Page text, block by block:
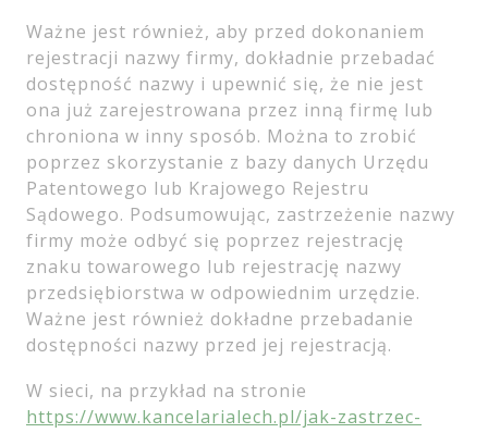
Ważne jest również, aby przed dokonaniem
rejestracji nazwy firmy, dokładnie przebadać
dostępność nazwy i upewnić się, że nie jest
ona już zarejestrowana przez inną firmę lub
chroniona w inny sposób. Można to zrobić
poprzez skorzystanie z bazy danych Urzędu
Patentowego lub Krajowego Rejestru
Sądowego. Podsumowując, zastrzeżenie nazwy
firmy może odbyć się poprzez rejestrację
znaku towarowego lub rejestrację nazwy
przedsiębiorstwa w odpowiednim urzędzie.
Ważne jest również dokładne przebadanie
dostępności nazwy przed jej rejestracją.
W sieci, na przykład na stronie
https://www.kancelarialech.pl/jak-zastrzec-